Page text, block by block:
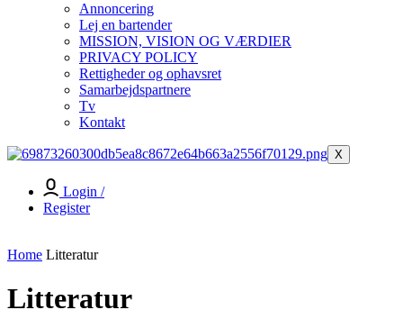
Annoncering
Lej en bartender
MISSION, VISION OG VÆRDIER
PRIVACY POLICY
Rettigheder og ophavsret
Samarbejdspartnere
Tv
Kontakt
X
Login /
Register
Home Litteratur
Litteratur